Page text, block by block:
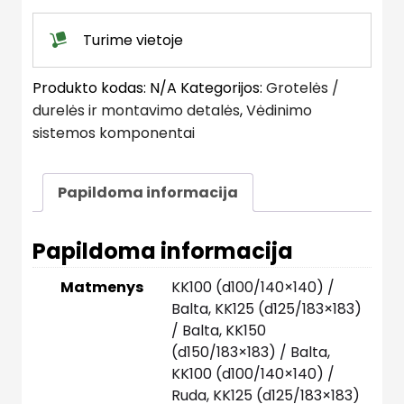
Turime vietoje
Produkto kodas: N/A Kategorijos: Grotelės /
durelės ir montavimo detalės,Vėdinimo
sistemos komponentai
Papildoma informacija
Papildoma informacija
Matmenys
KK100 (d100/140×140) /
Balta, KK125 (d125/183×183)
/ Balta, KK150
(d150/183×183) / Balta,
KK100 (d100/140×140) /
Ruda, KK125 (d125/183×183)